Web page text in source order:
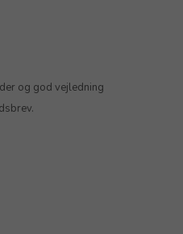
og god vejledning